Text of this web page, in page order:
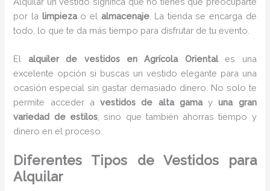
por la limpiezao el almacenaje. La tienda se encarga de
todo, lo que te da más tiempo para disfrutar de tu evento.
El alquiler de vestidos en Agrícola Orientales una
excelente opción si buscas un vestido elegante para una
ocasión especial sin gastar demasiado dinero. No solo te
permite acceder avestidos de alta gamayuna gran
variedad de estilos, sino que también ahorras tiempo y
dinero en el proceso.
Diferentes Tipos de Vestidos para
Alquilar